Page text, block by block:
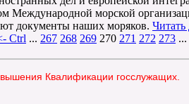
Международной морской
документы наших моряков. Читать
Ctrl ... 267 268 269 270 271 272 273 ...
Квалификации госслужащих.